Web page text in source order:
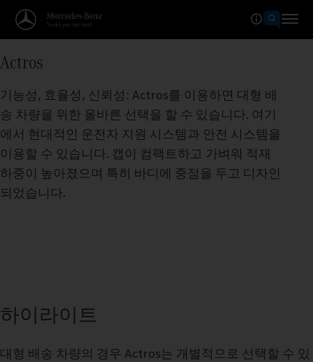
Actros
기능성, 효율성, 신뢰성: Actros를 이용하면 대형 배
송 차량을 위한 올바른 선택을 할 수 있습니다. 여기
에서 현대적인 운전자 지원 시스템과 안전 시스템을
이용할 수 있습니다. 캡이 컴팩트하고 가벼워 적재
하중이 높아졌으며 특히 바디에 중점을 두고 디자인
되었습니다.
하이라이트
대형 배송 차량의 경우 Actros는 개별적으로 선택할 수 있